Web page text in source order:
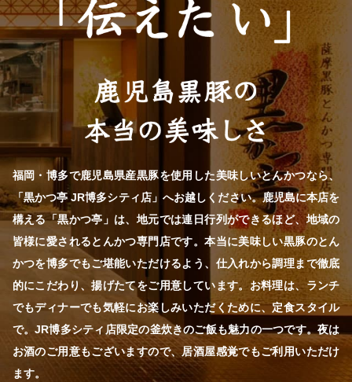
福岡・博多で鹿児島県産黒豚を使用した美味しいとんかつなら、
「黒かつ亭 JR博多シティ店」へお越しください。鹿児島に本店を
構える「黒かつ亭」は、地元では連日行列ができるほど、地域の
皆様に愛されるとんかつ専門店です。本当に美味しい黒豚のとん
かつを博多でもご堪能いただけるよう、仕入れから調理まで徹底
的にこだわり、揚げたてをご用意しています。お料理は、ランチ
でもディナーでも気軽にお楽しみいただくために、定食スタイル
で。JR博多シティ店限定の釜炊きのご飯も魅力の一つです。夜は
お酒のご用意もございますので、居酒屋感覚でもご利用いただけ
ます。